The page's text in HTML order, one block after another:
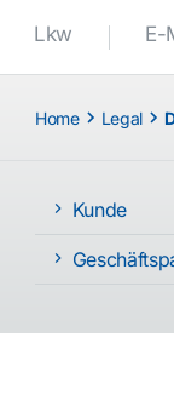
Lkw E-
Home Legal
Kunde